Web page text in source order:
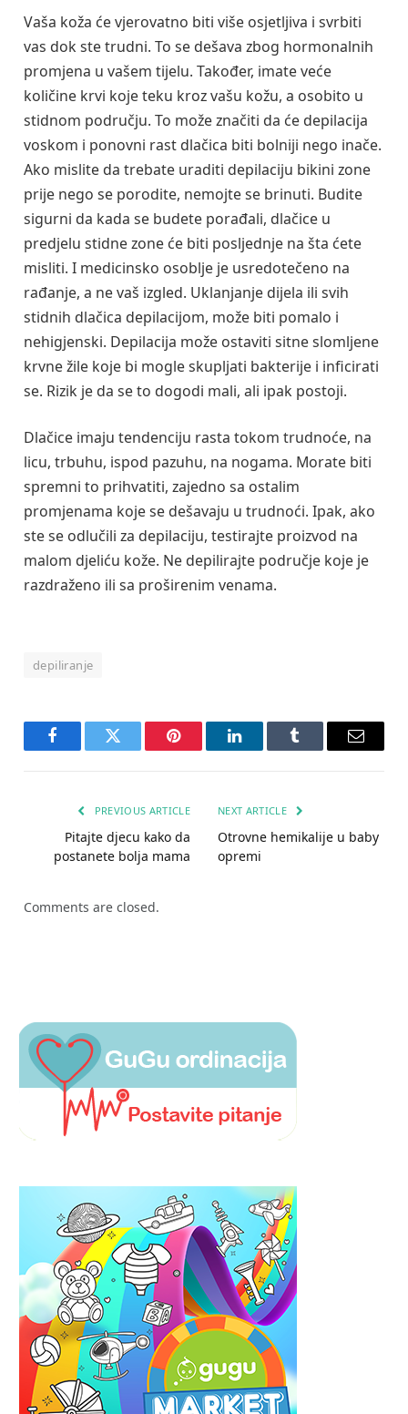
Vaša koža će vjerovatno biti više osjetljiva i svrbiti
vas dok ste trudni. To se dešava zbog hormonalnih
promjena u vašem tijelu. Također, imate veće
količine krvi koje teku kroz vašu kožu, a osobito u
stidnom području. To može značiti da će depilacija
voskom i ponovni rast dlačica biti bolniji nego inače.
Ako mislite da trebate uraditi depilaciju bikini zone
prije nego se porodite, nemojte se brinuti. Budite
sigurni da kada se budete porađali, dlačice u
predjelu stidne zone će biti posljednje na šta ćete
misliti. I medicinsko osoblje je usredotečeno na
rađanje, a ne vaš izgled. Uklanjanje dijela ili svih
stidnih dlačica depilacijom, može biti pomalo i
nehigjenski. Depilacija može ostaviti sitne slomljene
krvne žile koje bi mogle skupljati bakterije i inficirati
se. Rizik je da se to dogodi mali, ali ipak postoji.
Dlačice imaju tendenciju rasta tokom trudnoće, na
licu, trbuhu, ispod pazuhu, na nogama. Morate biti
spremni to prihvatiti, zajedno sa ostalim
promjenama koje se dešavaju u trudnoći. Ipak, ako
ste se odlučili za depilaciju, testirajte proizvod na
malom djeliću kože. Ne depilirajte područje koje je
razdraženo ili sa proširenim venama.
depiliranje
FacebookTwitter Pinterest LinkedInTumblr Email
PREVIOUS ARTICLE
Pitajte djecu kako da
postanete bolja mama
NEXT ARTICLE
Otrovne hemikalije u baby
opremi
Comments are closed.